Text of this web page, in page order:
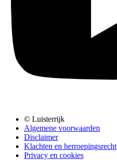
© Luisterrijk
Algemene voorwaarden
Disclaimer
Klachten en herroepingsrecht
Privacy en cookies